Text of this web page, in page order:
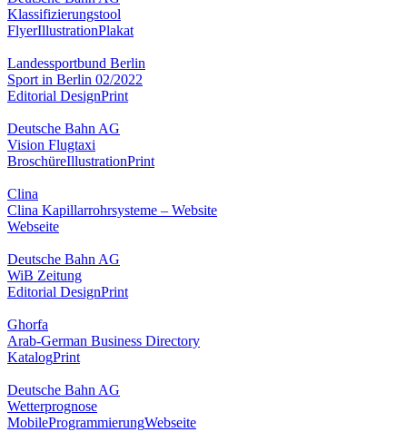
Klassifizierungstool
FlyerIllustrationPlakat
Landessportbund Berlin
Sport in Berlin 02/2022
Editorial DesignPrint
Deutsche Bahn AG
Vision Flugtaxi
BroschüreIllustrationPrint
Clina
Clina Kapillarrohrsysteme – Website
Webseite
Deutsche Bahn AG
WiB Zeitung
Editorial DesignPrint
Ghorfa
Arab-German Business Directory
KatalogPrint
Deutsche Bahn AG
Wetterprognose
MobileProgrammierungWebseite